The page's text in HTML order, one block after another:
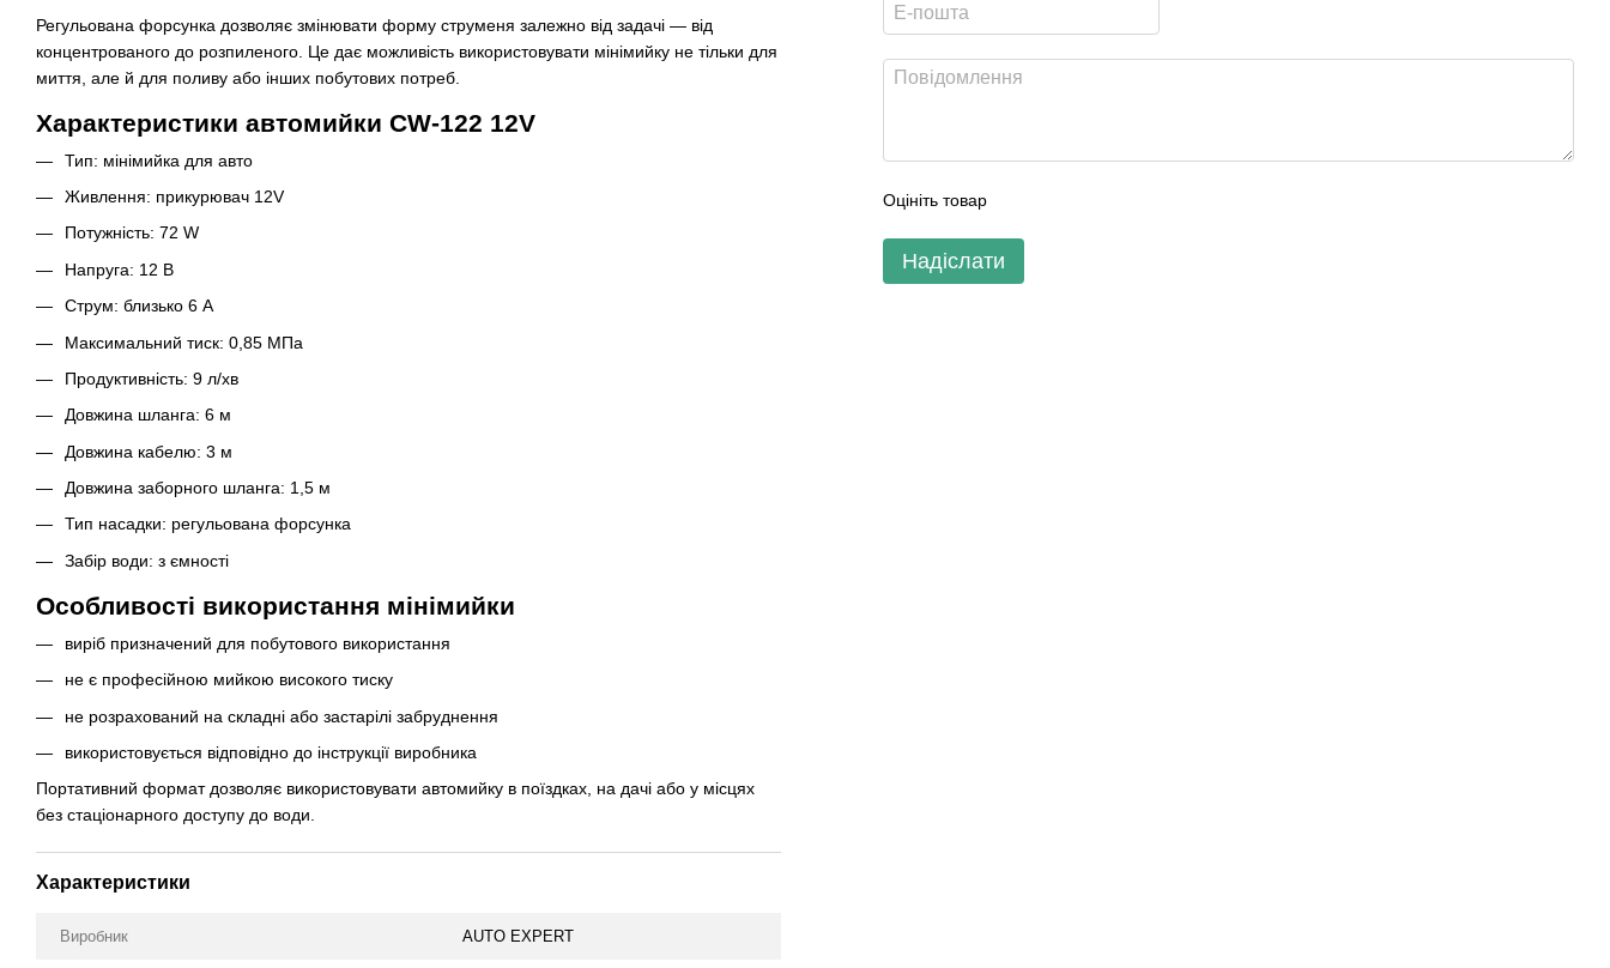
Регульована форсунка дозволяє змінювати форму струменя залежно від задачі — від
концентрованого до розпиленого. Це дає можливість використовувати мінімийку не тільки для
миття, але й для поливу або інших побутових потреб.
Характеристики автомийки CW-122 12V
Тип: мінімийка для авто
Живлення: прикурювач 12V
Потужність: 72 W
Напруга: 12 В
Струм: близько 6 A
Максимальний тиск: 0,85 МПа
Продуктивність: 9 л/хв
Довжина шланга: 6 м
Довжина кабелю: 3 м
Довжина заборного шланга: 1,5 м
Тип насадки: регульована форсунка
Забір води: з ємності
Особливості використання мінімийки
виріб призначений для побутового використання
не є професійною мийкою високого тиску
не розрахований на складні або застарілі забруднення
використовується відповідно до інструкції виробника
Портативний формат дозволяє використовувати автомийку в поїздках, на дачі або у місцях
без стаціонарного доступу до води.
Характеристики
Виробник AUTO EXPERT
Оцініть товар
Надіслати